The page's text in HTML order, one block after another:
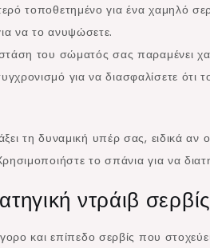
τοποθετημένο για ένα χαμηλό
να το ανυψώσετε.
του σώματός σας παραμένει
για να διασφαλίσετε
τη δυναμική υπέρ σας, ειδικά αν
το σπάνια για να
ντράιβ σερβίς
και επίπεδο σερβίς που